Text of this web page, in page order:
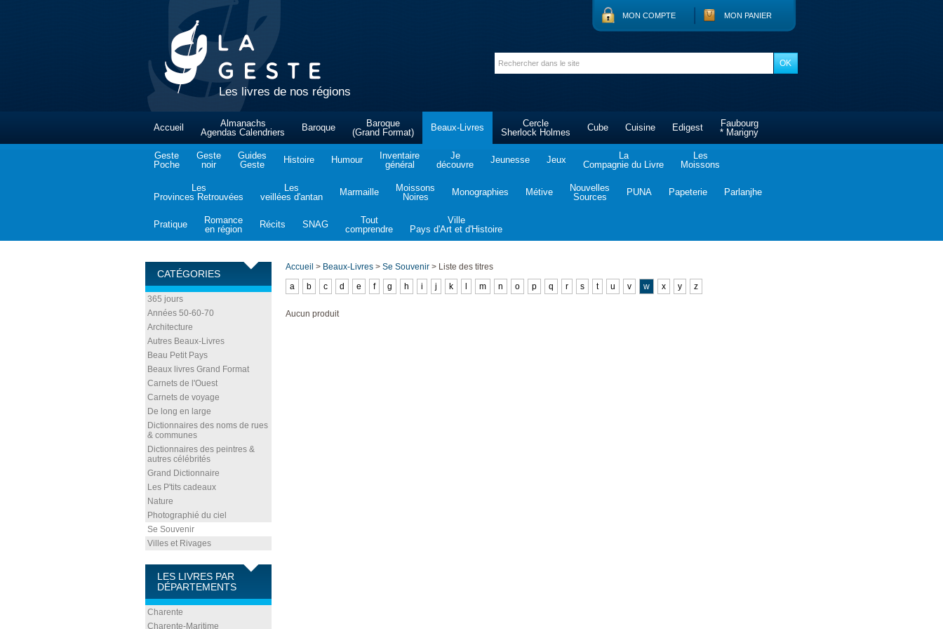
Les livres de nos régions
MON COMPTE MON PANIER
Accueil
Almanachs
Agendas Calendriers
Baroque
Baroque
(Grand Format)
Beaux-Livres
Cercle
Sherlock Holmes
Cube Cuisine Edigest
Faubourg
* Marigny
Geste
Poche
Geste
noir
Guides
Geste
Histoire Humour
Inventaire
général
Je
découvre
Jeunesse Jeux
La
Compagnie du Livre
Les
Moissons
Les
Provinces Retrouvées
Les
veillées d'antan
Marmaille
Moissons
Noires
Monographies Métive
Nouvelles
Sources
PUNA Papeterie Parlanjhe
Pratique
Romance
en région
Récits SNAG
Tout
comprendre
Ville
Pays d'Art et d'Histoire
CATÉGORIES
365 jours
Années 50-60-70
Architecture
Autres Beaux-Livres
Beau Petit Pays
Beaux livres Grand Format
Carnets de l'Ouest
Carnets de voyage
De long en large
Dictionnaires des noms de rues
& communes
Dictionnaires des peintres &
autres célébrités
Grand Dictionnaire
Les P'tits cadeaux
Nature
Photographié du ciel
Se Souvenir
Villes et Rivages
LES LIVRES PAR
DÉPARTEMENTS
Charente
Charente-Maritime
Accueil > Beaux-Livres > Se Souvenir > Liste des titres
a
b c d e f g h i j k m n o p q r s t u v w x y z
Aucun produit